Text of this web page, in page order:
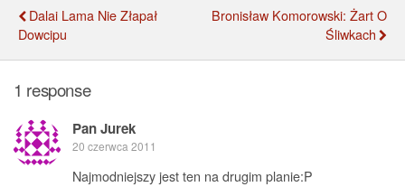
Dalai Lama Nie Złapał
Dowcipu
Bronisław Komorowski: Żart O
Śliwkach
1 response
Pan Jurek
20 czerwca 2011
Najmodniejszy jest ten na drugim planie:P